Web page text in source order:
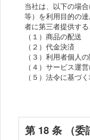
当社は、以下の場
等）を利用目的の
者に第三者提供する
（１）商品の配送
（２）代金決済
（３）利用者個人
（４）サービス運
（５）法令に基づ
第 18 条 （委